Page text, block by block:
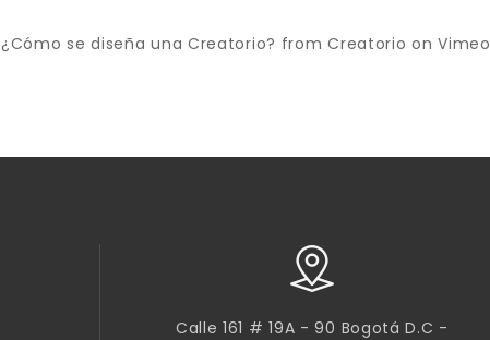
¿Cómo se diseña una Creatorio? fromCreatorio onVimeo
Calle 161 # 19A - 90 Bogotá D.C -